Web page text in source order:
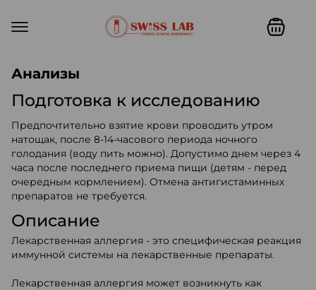
Анализы
Подготовка к исследованию
Предпочтительно взятие крови проводить утром
натощак, после 8-14-часового периода ночного
голодания (воду пить можно). Допустимо днем через 4
часа после последнего приема пищи (детям - перед
очередным кормлением). Отмена антигистаминных
препаратов не требуется.
Описание
Лекарственная аллергия - это специфическая реакция
иммунной системы на лекарственные препараты.
Лекарственная аллергия может возникнуть как